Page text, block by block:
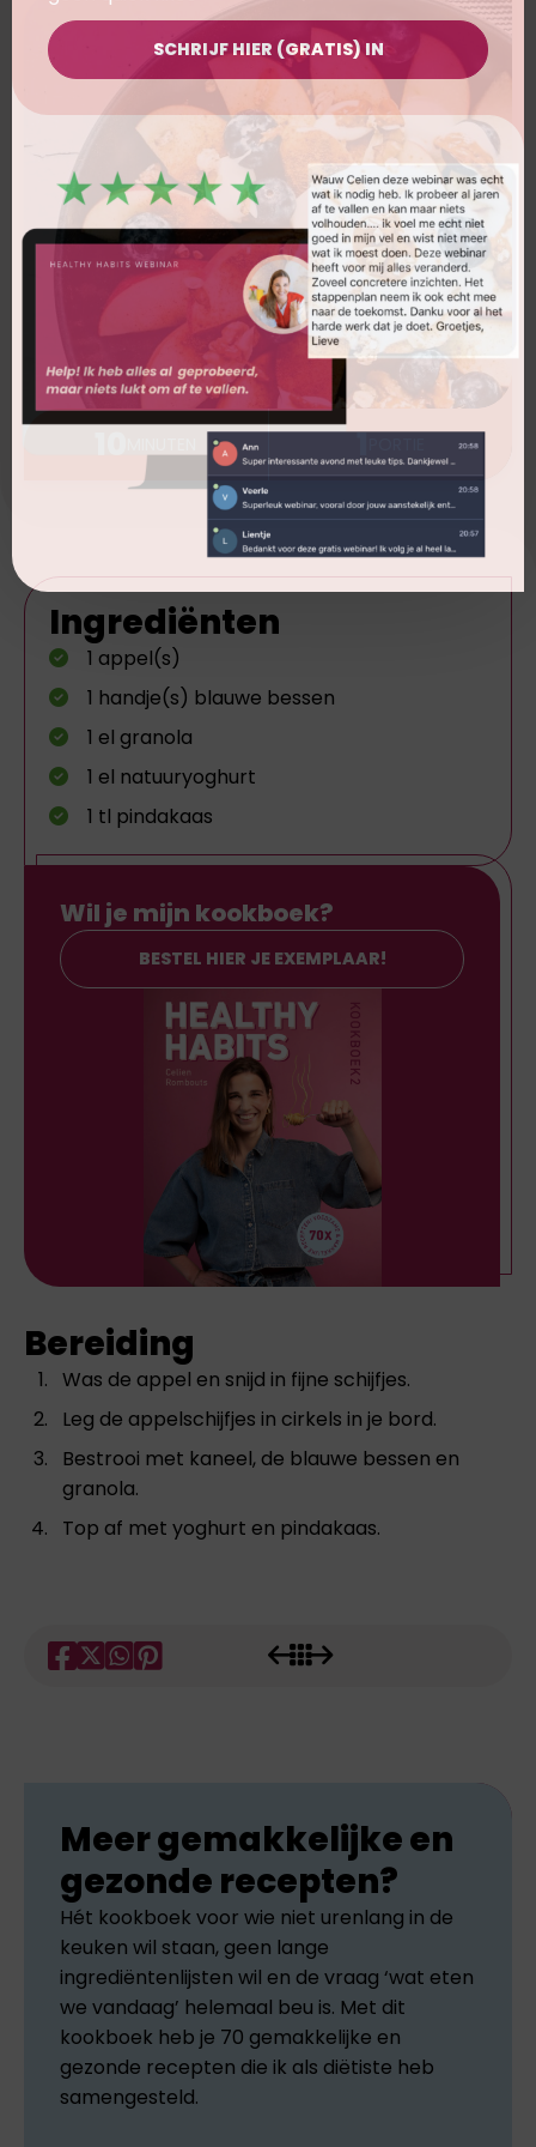
SCHRIJF HIER (GRATIS) IN
1
Ingrediënten
1 appel(s)
1 handje(s) blauwe bessen
1 el granola
1 el natuuryoghurt
1 tl pindakaas
Wil je mijn kookboek?
BESTEL HIER JE EXEMPLAAR!
Bereiding
Was de appel en snijd in fijne schijfjes.
Leg de appelschijfjes in cirkels in je bord.
Bestrooi met kaneel, de blauwe bessen en
granola.
Top af met yoghurt en pindakaas.
Meer gemakkelijke en
gezonde recepten?
Hét kookboek voor wie niet urenlang in de
keuken wil staan, geen lange
ingrediëntenlijsten wil en de vraag ‘wat eten
we vandaag’ helemaal beu is. Met dit
kookboek heb je 70 gemakkelijke en
gezonde recepten die ik als diëtiste heb
samengesteld.